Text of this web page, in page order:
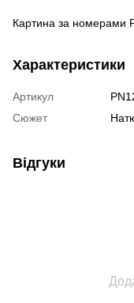
Картина за номерами
Характеристики
Артикул
Сюжет
Відгуки